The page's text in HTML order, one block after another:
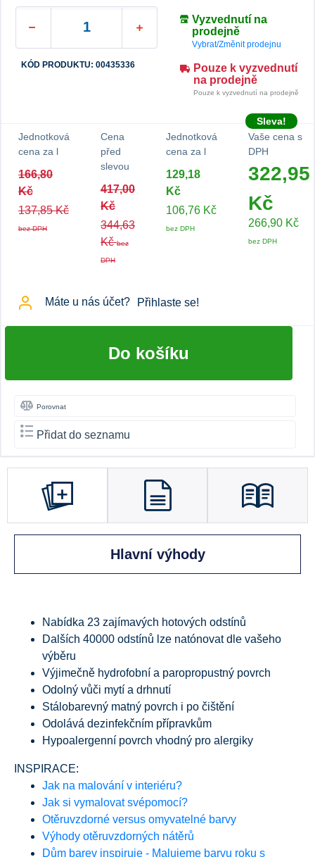
KÓD PRODUKTU: 00435336
Vyzvednutí na
prodejně
Vybrat/Změnit prodejnu
Pouze k vyzvednutí
na prodejně
Pouze k vyzvednutí na prodejně
Jednotková
cena za l
166,80
Kč
137,85 Kč
bez DPH
Cena
před
slevou
417,00
Kč
344,63
Kčbez
DPH
Jednotková
cena za l
129,18
Kč
106,76 Kč
bez DPH
Sleva!
Vaše cena s
DPH
322,95
Kč
266,90 Kč
bez DPH
Máte u nás účet? Přihlaste se!
Do košíku
Porovnat
Přidat do seznamu
Hlavní výhody
Nabídka 23 zajímavých hotových odstínů
Dalších 40000 odstínů lze natónovat dle vašeho
výběru
Výjimečně hydrofobní a paropropustný povrch
Odolný vůči mytí a drhnutí
Stálobarevný matný povrch i po čištění
Odolává dezinfekčním přípravkům
Hypoalergenní povrch vhodný pro alergiky
INSPIRACE:
Jak na malování v interiéru?
Jak si vymalovat svépomocí?
Otěruvzdorné versus omyvatelné barvy
Výhody otěruvzdorných nátěrů
Dům barev inspiruje - Malujeme barvu roku s